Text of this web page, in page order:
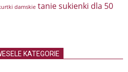
damskie tanie sukienki dla 50
KATEGORIE